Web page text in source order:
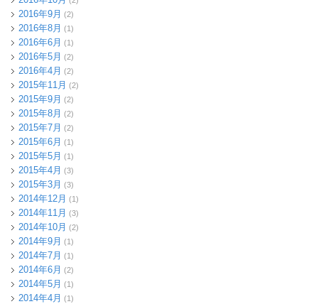
2016年9月 (2)
2016年8月 (1)
2016年6月 (1)
2016年5月 (2)
2016年4月 (2)
2015年11月 (2)
2015年9月 (2)
2015年8月 (2)
2015年7月 (2)
2015年6月 (1)
2015年5月 (1)
2015年4月 (3)
2015年3月 (3)
2014年12月 (1)
2014年11月 (3)
2014年10月 (2)
2014年9月 (1)
2014年7月 (1)
2014年6月 (2)
2014年5月 (1)
2014年4月 (1)